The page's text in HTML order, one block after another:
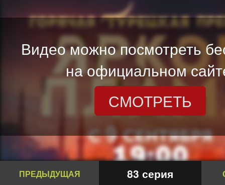
Видео можно посмотреть
на официальном
СМОТРЕТЬ
ПРЕДЫДУЩАЯ 83 серия